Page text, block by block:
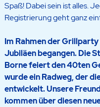
Spaß! Dabei sein ist alles.
Registrierung geht ganz
Im Rahmen der
Jubiläen begangen. Die
Borne feiert den 40ten
wurde ein Radweg, der
entwickelt. Unsere
kommen über diesen